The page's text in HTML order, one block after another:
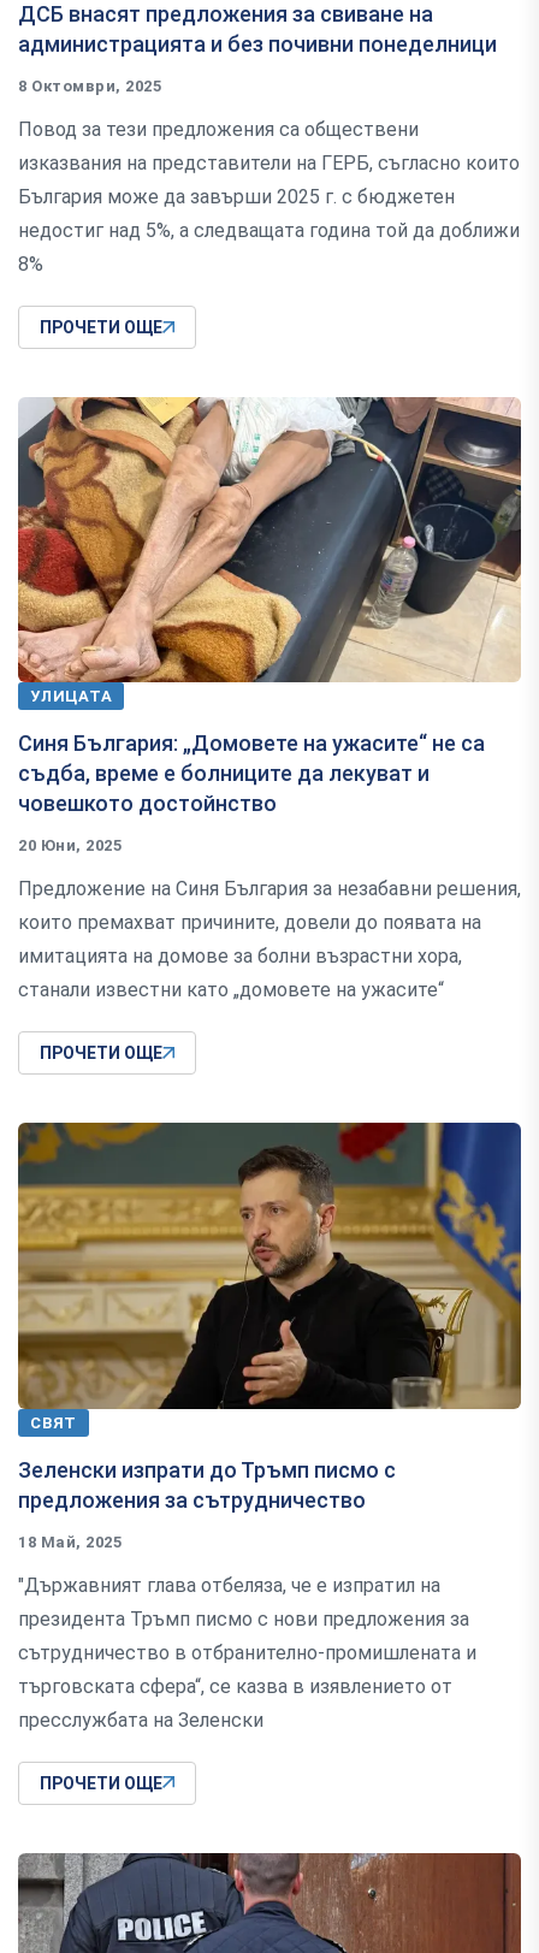
ДСБ внасят предложения за свиване на
администрацията и без почивни понеделници
8 Октомври, 2025
Повод за тези предложения са обществени
изказвания на представители на ГЕРБ, съгласно които
България може да завърши 2025 г. с бюджетен
недостиг над 5%, а следващата година той да доближи
8%
ПРОЧЕТИ ОЩЕ
УЛИЦАТА
Синя България: „Домовете на ужасите“ не са
съдба, време е болниците да лекуват и
човешкото достойнство
20 Юни, 2025
Предложение на Синя България за незабавни решения,
които премахват причините, довели до появата на
имитацията на домове за болни възрастни хора,
станали известни като „домовете на ужасите“
ПРОЧЕТИ ОЩЕ
СВЯТ
Зеленски изпрати до Тръмп писмо с
предложения за сътрудничество
18 Май, 2025
"Държавният глава отбеляза, че е изпратил на
президента Тръмп писмо с нови предложения за
сътрудничество в отбранително-промишлената и
търговската сфера“, се казва в изявлението от
пресслужбата на Зеленски
ПРОЧЕТИ ОЩЕ